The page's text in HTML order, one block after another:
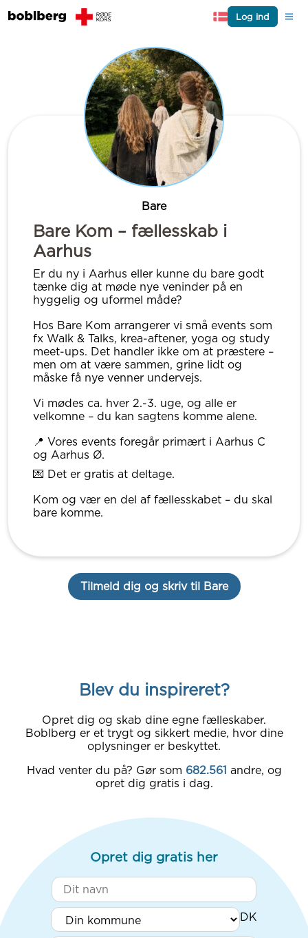
Log ind
Bare
Bare Kom – fællesskab i
Aarhus
Er du ny i Aarhus eller kunne du bare godt
tænke dig at møde nye veninder på en
hyggelig og uformel måde?
Hos Bare Kom arrangerer vi små events som
fx Walk & Talks, krea-aftener, yoga og study
meet-ups. Det handler ikke om at præstere –
men om at være sammen, grine lidt og
måske få nye venner undervejs.
Vi mødes ca. hver 2.-3. uge, og alle er
velkomne – du kan sagtens komme alene.
📍 Vores events foregår primært i Aarhus C
og Aarhus Ø.
💌 Det er gratis at deltage.
Kom og vær en del af fællesskabet – du skal
bare komme.
Tilmeld dig og skriv til Bare
Blev du inspireret?
Opret dig og skab dine egne fælleskaber.
Boblberg er et trygt og sikkert medie, hvor dine
oplysninger er beskyttet.
Hvad venter du på? Gør som 682.561 andre, og
opret dig gratis i dag.
Opret dig gratis her